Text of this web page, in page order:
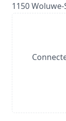
1150